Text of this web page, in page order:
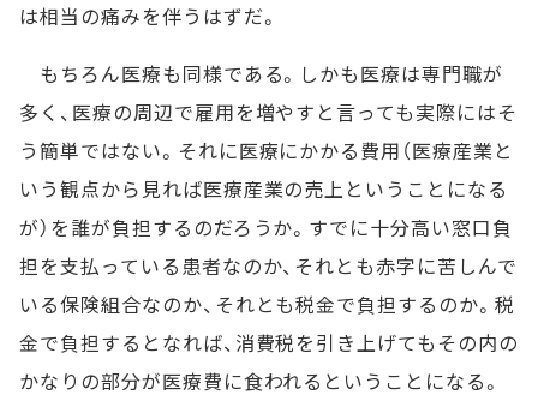
は相当の痛みを伴うはずだ。
もちろん医療も同様である。しかも医療は専門職が
多く、医療の周辺で雇用を増やすと言っても実際にはそ
う簡単ではない。それに医療にかかる費用（医療産業と
いう観点から見れば医療産業の売上ということになる
が）を誰が負担するのだろうか。すでに十分高い窓口負
担を支払っている患者なのか、それとも赤字に苦しんで
いる保険組合なのか、それとも税金で負担するのか。税
金で負担するとなれば、消費税を引き上げてもその内の
かなりの部分が医療費に食われるということになる。